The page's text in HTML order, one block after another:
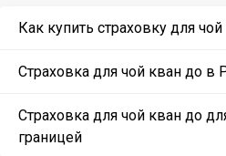
Как купить страховку для
Страховка для чой кван до в
Страховка для чой кван до
границей